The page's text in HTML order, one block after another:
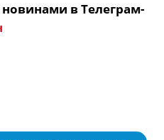
в Телеграм-